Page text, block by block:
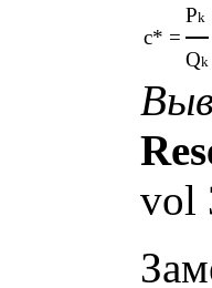
c* =
Pk
Qk
vol